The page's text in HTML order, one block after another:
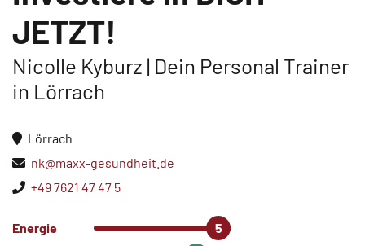
JETZT!
Nicolle Kyburz | Dein Personal Trainer
in Lörrach
Lörrach
nk@maxx-gesundheit.de
+49 7621 47 47 5
Energie